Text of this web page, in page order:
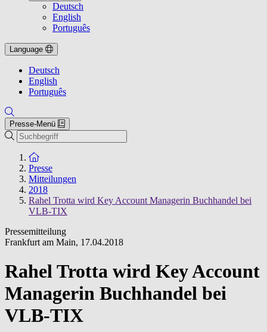
Deutsch
English
Português
Language
Deutsch
English
Português
Presse-Menü
Suche
Zur Startseite
Presse
Mitteilungen
2018
Rahel Trotta wird Key Account Managerin Buchhandel bei
VLB-TIX
Pressemitteilung
Frankfurt am Main, 17.04.2018
Rahel Trotta wird Key Account
Managerin Buchhandel bei
VLB-TIX